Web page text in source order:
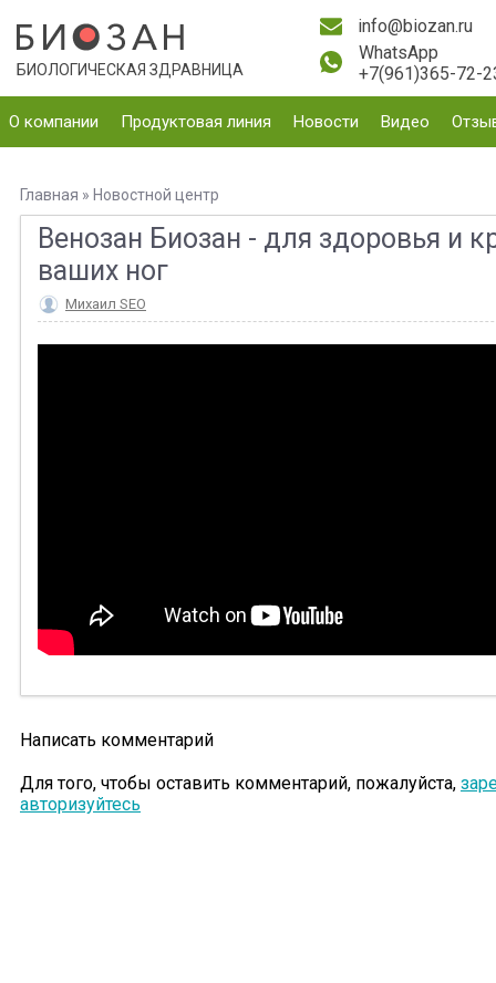
БИОЛОГИЧЕСКАЯ ЗДРАВНИЦА
info@biozan.ru
WhatsApp
+7(961)365-72-
О компании Продуктовая линия Новости Видео
Главная » Новостной центр
Венозан Биозан - для здоровья и
ваших ног
Михаил SEO
Написать комментарий
Для того, чтобы оставить комментарий, пожалуйста,
авторизуйтесь